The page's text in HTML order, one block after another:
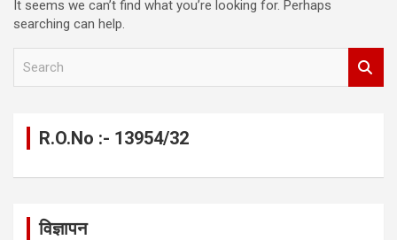
It seems we can’t find what you’re looking for. Perhaps
searching can help.
R.O.No :- 13954/32
विज्ञापन